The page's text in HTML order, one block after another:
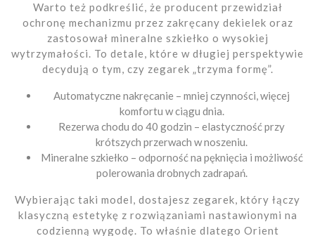
Warto też podkreślić, że producent przewidział
ochronę mechanizmu przez zakręcany dekielek oraz
zastosował mineralne szkiełko o wysokiej
wytrzymałości. To detale, które w długiej perspektywie
decydują o tym, czy zegarek „trzyma formę”.
Automatyczne nakręcanie – mniej czynności, więcej
komfortu w ciągu dnia.
Rezerwa chodu do 40 godzin – elastyczność przy
krótszych przerwach w noszeniu.
Mineralne szkiełko – odporność na pęknięcia i możliwość
polerowania drobnych zadrapań.
Wybierając taki model, dostajesz zegarek, który łączy
klasyczną estetykę z rozwiązaniami nastawionymi na
codzienną wygodę. To właśnie dlatego Orient